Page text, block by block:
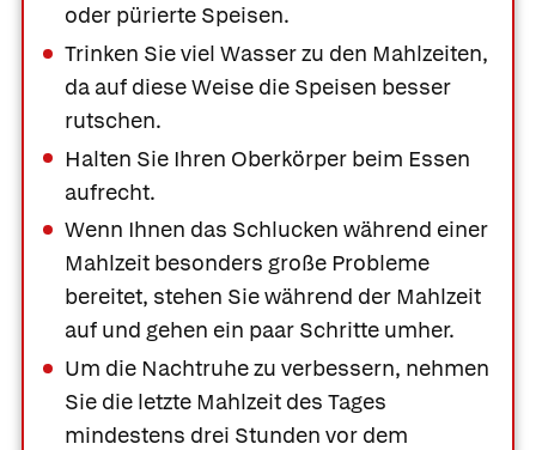
oder pürierte Speisen.
Trinken Sie viel Wasser zu den Mahlzeiten,
da auf diese Weise die Speisen besser
rutschen.
Halten Sie Ihren Oberkörper beim Essen
aufrecht.
Wenn Ihnen das Schlucken während einer
Mahlzeit besonders große Probleme
bereitet, stehen Sie während der Mahlzeit
auf und gehen ein paar Schritte umher.
Um die Nachtruhe zu verbessern, nehmen
Sie die letzte Mahlzeit des Tages
mindestens drei Stunden vor dem